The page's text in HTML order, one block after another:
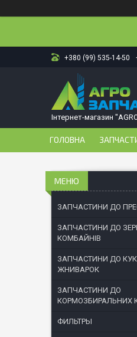
+380 (99) 535-14-50
Інтернет-магазин
ГОЛОВНА
ЗАПЧАСТИНИ ДО
ЗАПЧАСТИНИ ДО
КОМБАЙНІВ
ЗАПЧАСТИНИ ДО
ЖНИВАРОК
ЗАПЧАСТИНИ ДО
КОРМОЗБИРАЛЬНИХ
ФИЛЬТРЫ